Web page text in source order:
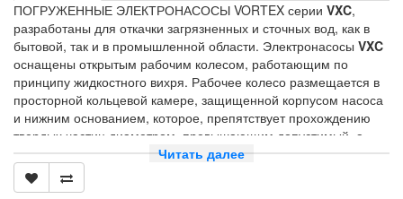
ПОГРУЖЕННЫЕ ЭЛЕКТРОНАСОСЫ VORTEX серии VXC,
разработаны для откачки загрязненных и сточных вод, как в
бытовой, так и в промышленной области. Электронасосы VXC
оснащены открытым рабочим колесом, работающим по
принципу жидкостного вихря. Рабочее колесо размещается в
просторной кольцевой камере, защищенной корпусом насоса
и нижним основанием, которое, препятствует прохождению
твердых частиц диаметром, превышающим допустимый, а
также обеспечить прохождение твердых частиц во взвешенном
состоянии с присутствием удлиненных волокнистых тел, без
опасности закупорки. Температура перекачиваетой жидкости
Читать далее